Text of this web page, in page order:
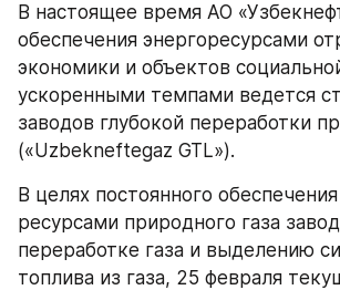
В настоящее время АО
обеспечения энергоресурсами
экономики и объектов
ускоренными темпами ведется
заводов глубокой переработки
(«Uzbekneftegaz GTL»).
В целях постоянного
ресурсами природного газа
переработке газа и выделению
топлива из газа, 25 февраля